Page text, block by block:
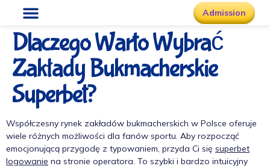
Admission
Dlaczego Warto Wybrać
Zakłady Bukmacherskie
Superbet?
Współczesny rynek zakładów bukmacherskich w Polsce oferuje
wiele różnych możliwości dla fanów sportu. Aby rozpocząć
emocjonującą przygodę z typowaniem, przyda Ci się superbet
logowanie na stronie operatora. To szybki i bardzo intuicyjny